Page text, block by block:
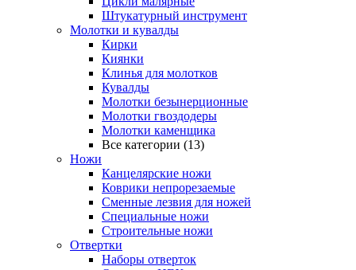
Штукатурный инструмент
Молотки и кувалды
Кирки
Киянки
Клинья для молотков
Кувалды
Молотки безынерционные
Молотки гвоздодеры
Молотки каменщика
Все категории (13)
Ножи
Канцелярские ножи
Коврики непрорезаемые
Сменные лезвия для ножей
Специальные ножи
Строительные ножи
Отвертки
Наборы отверток